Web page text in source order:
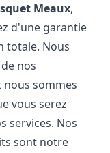
Meaux,
d'une garantie
totale. Nous
nos
sommes
vous serez
services. Nos
sont notre